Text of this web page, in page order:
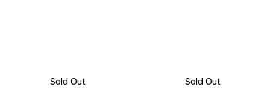
Sold Out Sold Out